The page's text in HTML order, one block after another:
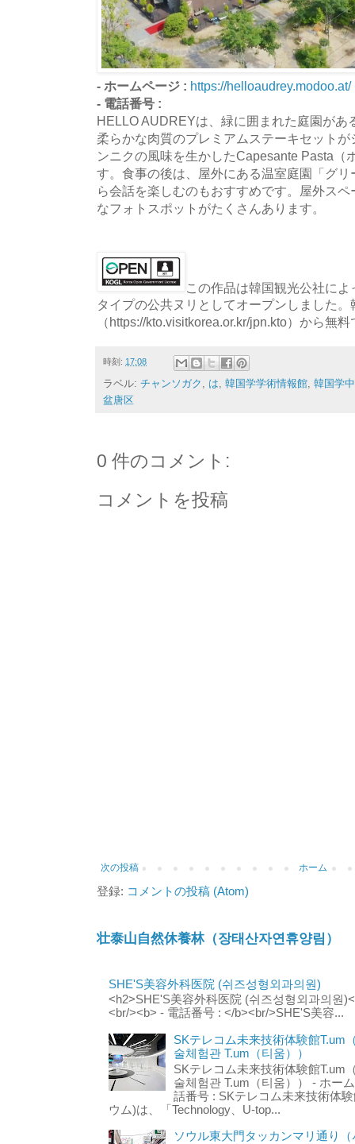
- ホームページ : https://helloaudrey.modoo.at/
- 電話番号 :
HELLO AUDREYは、緑に囲まれた庭園があ
柔らかな肉質のプレミアムステーキセット
ンニクの風味を生かしたCapesante Pasta（
す。食事の後は、屋外にある温室庭園「グ
ら会話を楽しむのもおすすめです。屋外ス
なフォトスポットがたくさんあります。
この作品は韓国観光公社に
タイプの公共ヌリとしてオープンしました。
（https://kto.visitkorea.or.kr/jpn.kto）から無
時刻: 17:08
ラベル: チャンソガク は 韓国学学術情報館 韓国学
盆唐区
0 件のコメント:
コメントを投稿
次の投稿 ホーム
登録: コメントの投稿 (Atom)
壮泰山自然休養林（장태산자연휴양림）
SHE'S美容外科医院 (쉬즈성형외과의원)
<h2>SHE'S美容外科医院 (쉬즈성형외과의원
<br/><b> - 電話番号 : </b><br/>SHE'S美容...
SKテレコム未来技術体験館T.um
술체험관 T.um（티움））
SKテレコム未来技術体験館T.um
술체험관 T.um（티움）） - ホー
話番号 : SKテレコム未来技術体
ウム)は、「Technology、U-top...
ソウル東大門タッカンマリ通り